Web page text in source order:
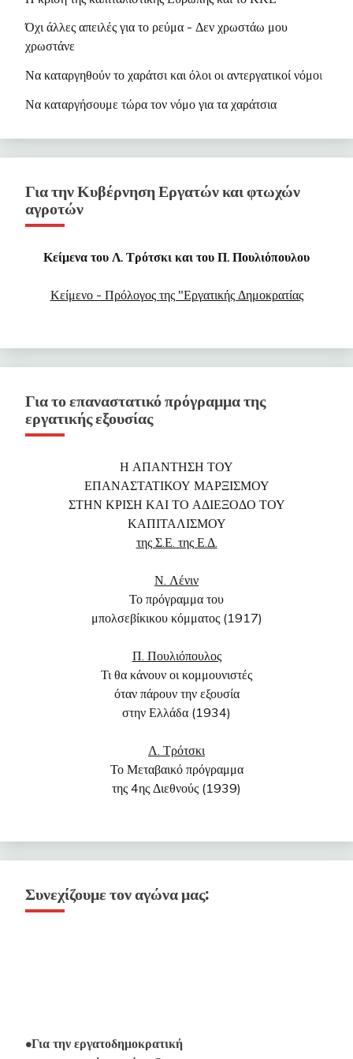
Όχι άλλες απειλές για το ρεύμα - Δεν χρωστάω μου
χρωστάνε
Να καταργηθούν το χαράτσι και όλοι οι αντεργατικοί νόμοι
Να καταργήσουμε τώρα τον νόμο για τα χαράτσια
Για την Κυβέρνηση Εργατών και φτωχών
αγροτών
Κείμενα του Λ. Τρότσκι και του Π. Πουλιόπουλου
Κείμενο - Πρόλογος της "Εργατικής Δημοκρατίας
Για το επαναστατικό πρόγραμμα της
εργατικής εξουσίας
Η ΑΠΑΝΤΗΣΗ ΤΟΥ
ΕΠΑΝΑΣΤΑΤΙΚΟΥ ΜΑΡΞΙΣΜΟΥ
ΣΤΗΝ ΚΡΙΣΗ ΚΑΙ ΤΟ ΑΔΙΕΞΟΔΟ ΤΟΥ
ΚΑΠΙΤΑΛΙΣΜΟΥ
της Σ.Ε. της Ε.Δ.
Ν. Λένιν
Το πρόγραμμα του
μπολσεβίκικου κόμματος (1917)
Π. Πουλιόπουλος
Τι θα κάνουν οι κομμουνιστές
όταν πάρουν την εξουσία
στην Ελλάδα (1934)
Λ. Τρότσκι
Το Μεταβαικό πρόγραμμα
της 4ης Διεθνούς (1939)
Συνεχίζουμε τον αγώνα μας:
•Για την εργατοδημοκρατική
επαναστατική ανασύνταξη του